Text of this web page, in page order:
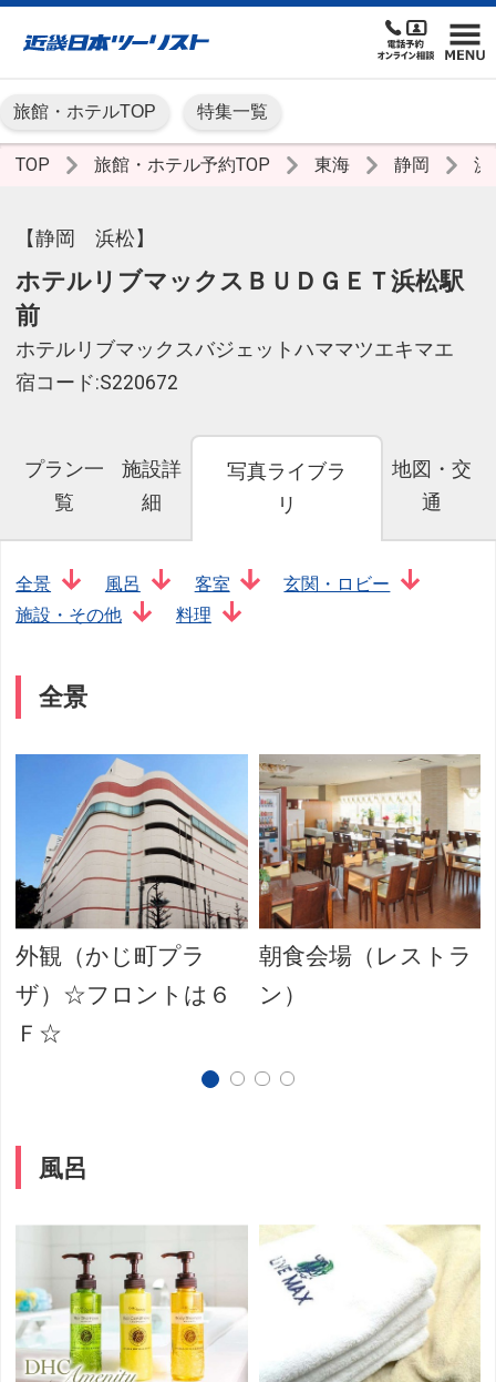
旅館・ホテルTOP 特集一覧
TOP 旅館・ホテル予約TOP 東海 静岡 浜
【静岡 浜松】
ホテルリブマックスＢＵＤＧＥＴ浜松駅
前
ホテルリブマックスバジェットハママツエキマエ
宿コード:S220672
プラン一
覧
施設詳
細
写真ライブラ
リ
地図・交
通
全景 風呂 客室
玄関・ロビー
施設・その他
料理
全景
外観（かじ町プラ
ザ）☆フロントは６
Ｆ☆
朝食会場（レストラ
ン）
風呂